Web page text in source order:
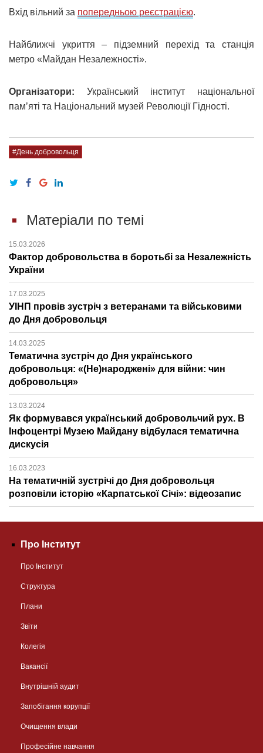
Вхід вільний за попередньою реєстрацією.
Найближчі укриття – підземний перехід та станція
метро «Майдан Незалежності».
Організатори: Український інститут національної
пам’яті та Національний музей Революції Гідності.
#День добровольця
Матеріали по темі
15.03.2026
Фактор добровольства в боротьбі за Незалежність
України
17.03.2025
УІНП провів зустріч з ветеранами та військовими
до Дня добровольця
14.03.2025
Тематична зустріч до Дня українського
добровольця: «(Не)народжені» для війни: чин
добровольця»
13.03.2024
Як формувався український добровольчий рух. В
Інфоцентрі Музею Майдану відбулася тематична
дискусія
16.03.2023
На тематичній зустрічі до Дня добровольця
розповіли історію «Карпатської Січі»: відеозапис
Про Інститут
Про Інститут
Структура
Плани
Звіти
Колегія
Вакансії
Внутрішній аудит
Запобігання корупції
Очищення влади
Професійне навчання